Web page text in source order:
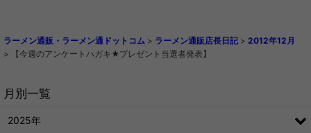
ラーメン通販・ラーメン通ドットコム > ラーメン通販店長日記 > 2012年12月
>
【今週のアンケートハガキ★プレゼント当選者発表】
月別一覧
2025年